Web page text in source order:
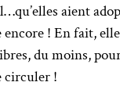
aient
! En fait,
du moins,
circuler !